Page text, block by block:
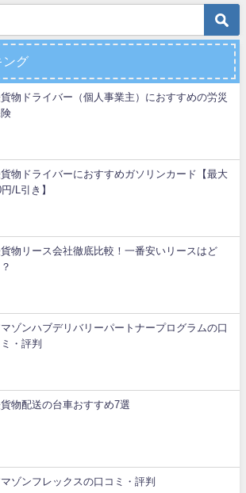
ング
物ドライバー（個人事業主）におすすめの労災
物ドライバーにおすすめガソリンカード【最大
円/L引き】
物リース会社徹底比較！一番安いリースはど
ゾンハブデリバリーパートナープログラムの口
ミ・評判
物配送の台車おすすめ7選
ゾンフレックスの口コミ・評判